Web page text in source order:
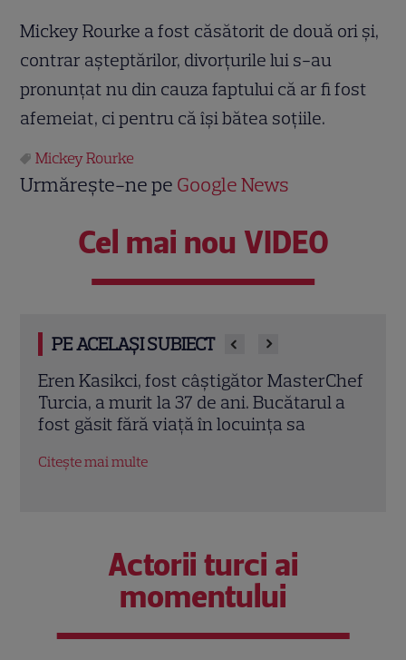
Mickey Rourke a fost căsătorit de două ori şi,
contrar aşteptărilor, divorţurile lui s-au
pronunţat nu din cauza faptului că ar fi fost
afemeiat, ci pentru că îşi bătea soţiile.
Mickey Rourke
Urmărește-ne pe Google News
Cel mai nou VIDEO
PE ACELAȘI SUBIECT
Trei cupluri revin la „Insula Iubirii –
Reuniuni”. Ce se întâmplă când se
întâlnesc din nou cu Radu Vâlcan
Citește mai multe
Actorii turci ai
momentului